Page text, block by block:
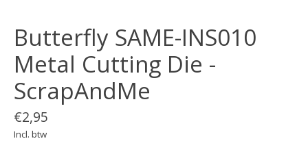
Butterfly SAME-INS010
Metal Cutting Die -
ScrapAndMe
€2,95
Incl. btw